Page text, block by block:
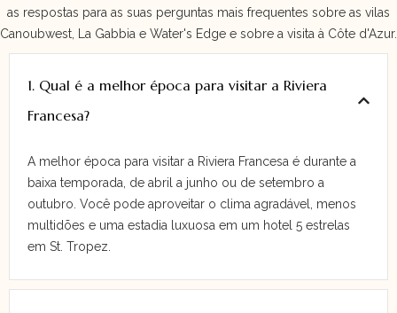
as respostas para as suas perguntas mais frequentes sobre as vilas
Canoubwest, La Gabbia e Water's Edge e sobre a visita à Côte d'Azur.
1. Qual é a melhor época para visitar a Riviera
Francesa?
A melhor época para visitar a Riviera Francesa é durante a
baixa temporada, de abril a junho ou de setembro a
outubro. Você pode aproveitar o clima agradável, menos
multidões e uma estadia luxuosa em um hotel 5 estrelas
em St. Tropez.